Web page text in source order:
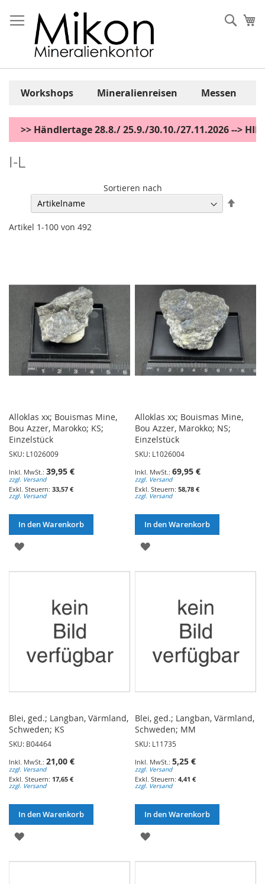
Inhalt
springen
Workshops Mineralienreisen Messen
>> Händlertage 28.8./ 25.9./30.10./27.11.2026 -->
I-L
Artikel 1-100 von 492
Sortieren nach
Alloklas xx; Bouismas Mine,
Bou Azzer, Marokko; KS;
Einzelstück
SKU: L1026009
39,95 €
zzgl. Versand
33,57 €
zzgl. Versand
In den Warenkorb
ZUR
Alloklas xx; Bouismas Mine,
Bou Azzer, Marokko; NS;
Einzelstück
SKU: L1026004
69,95 €
zzgl. Versand
58,78 €
zzgl. Versand
In den Warenkorb
ZUR
Blei, ged.; Langban, Värmland,
Schweden; KS
SKU: B04464
21,00 €
zzgl. Versand
17,65 €
zzgl. Versand
In den Warenkorb
ZUR
Blei, ged.; Langban, Värmland,
Schweden; MM
SKU: L11735
5,25 €
zzgl. Versand
4,41 €
zzgl. Versand
In den Warenkorb
ZUR